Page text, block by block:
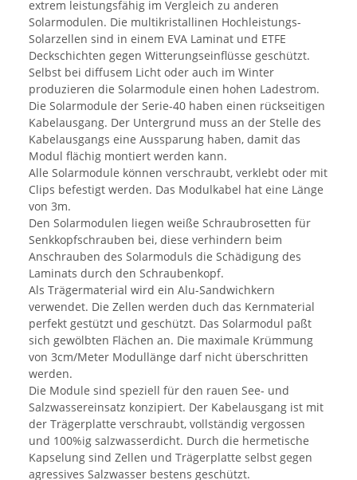
extrem leistungsfähig im Vergleich zu anderen
Solarmodulen. Die multikristallinen Hochleistungs-
Solarzellen sind in einem EVA Laminat und ETFE
Deckschichten gegen Witterungseinflüsse geschützt.
Selbst bei diffusem Licht oder auch im Winter
produzieren die Solarmodule einen hohen Ladestrom.
Die Solarmodule der Serie-40 haben einen rückseitigen
Kabelausgang. Der Untergrund muss an der Stelle des
Kabelausgangs eine Aussparung haben, damit das
Modul flächig montiert werden kann.
Alle Solarmodule können verschraubt, verklebt oder mit
Clips befestigt werden. Das Modulkabel hat eine Länge
von 3m.
Den Solarmodulen liegen weiße Schraubrosetten für
Senkkopfschrauben bei, diese verhindern beim
Anschrauben des Solarmoduls die Schädigung des
Laminats durch den Schraubenkopf.
Als Trägermaterial wird ein Alu-Sandwichkern
verwendet. Die Zellen werden duch das Kernmaterial
perfekt gestützt und geschützt. Das Solarmodul paßt
sich gewölbten Flächen an. Die maximale Krümmung
von 3cm/Meter Modullänge darf nicht überschritten
werden.
Die Module sind speziell für den rauen See- und
Salzwassereinsatz konzipiert. Der Kabelausgang ist mit
der Trägerplatte verschraubt, vollständig vergossen
und 100%ig salzwasserdicht. Durch die hermetische
Kapselung sind Zellen und Trägerplatte selbst gegen
agressives Salzwasser bestens geschützt.